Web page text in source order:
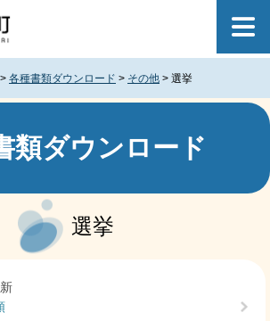
> 各種書類ダウンロード > その他 > 選挙
類ダウンロード
選挙